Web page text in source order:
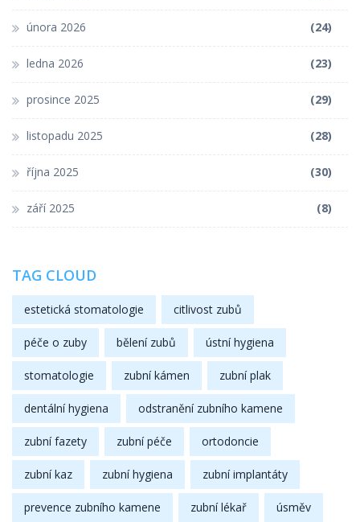
února 2026 (24)
ledna 2026 (23)
prosince 2025 (29)
listopadu 2025 (28)
října 2025 (30)
září 2025 (8)
TAG CLOUD
estetická stomatologie citlivost zubů
péče o zuby bělení zubů ústní hygiena
stomatologie zubní kámen zubní plak
dentální hygiena odstranění zubního kamene
zubní fazety zubní péče ortodoncie
zubní kaz zubní hygiena zubní implantáty
prevence zubního kamene zubní lékař úsměv